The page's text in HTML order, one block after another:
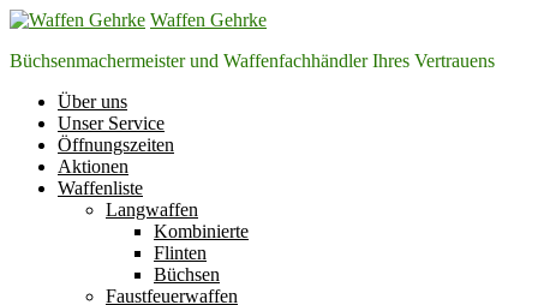
Zum
springen
Waffen Gehrke
Büchsenmachermeister und Waffenfachhändler Ihres Vertrauens
Über uns
Unser Service
Öffnungszeiten
Aktionen
Waffenliste
Langwaffen
Kombinierte
Flinten
Büchsen
Faustfeuerwaffen